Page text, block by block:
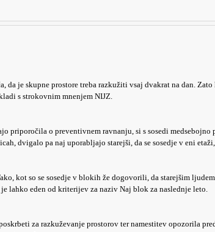
da je skupne prostore treba razkužiti vsaj dvakrat na dan.
s strokovnim mnenjem NIJZ.
priporočila o preventivnem ravnanju, si s sosedi
dvigalo pa naj uporabljajo starejši, da se sosedje v eni
kot so se sosedje v blokih že dogovorili, da starejšim
lahko eden od kriterijev za naziv Naj blok za naslednje leto.
za razkuževanje prostorov ter namestitev opozorila